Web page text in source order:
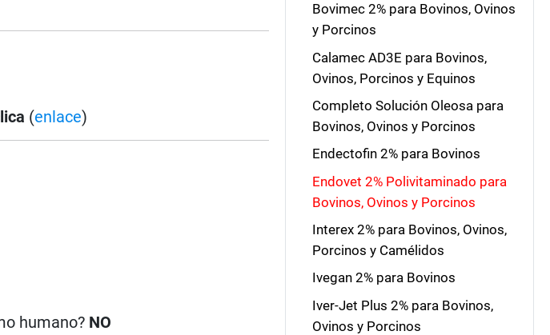
(enlace)
humano? NO
Bovimec 2% para Bovinos, Ovinos
y Porcinos
Calamec AD3E para Bovinos,
Ovinos, Porcinos y Equinos
Completo Solución Oleosa para
Bovinos, Ovinos y Porcinos
Endectofin 2% para Bovinos
Endovet 2% Polivitaminado para
Bovinos, Ovinos y Porcinos
Interex 2% para Bovinos, Ovinos,
Porcinos y Camélidos
Ivegan 2% para Bovinos
Iver-Jet Plus 2% para Bovinos,
Ovinos y Porcinos